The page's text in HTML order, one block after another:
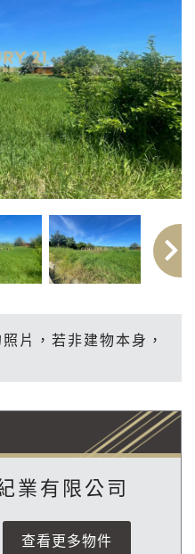
片，若非建物本身，
業有限公司
查看更多物件